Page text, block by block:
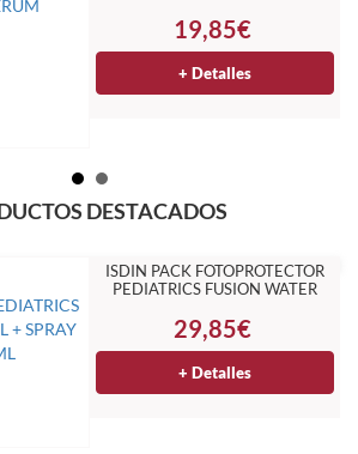
19,85€
+ Detalles
DESTACADOS
ISDIN PACK FOTOPROTECTOR
PEDIATRICS FUSION WATER
250ML
29,85€
+ Detalles